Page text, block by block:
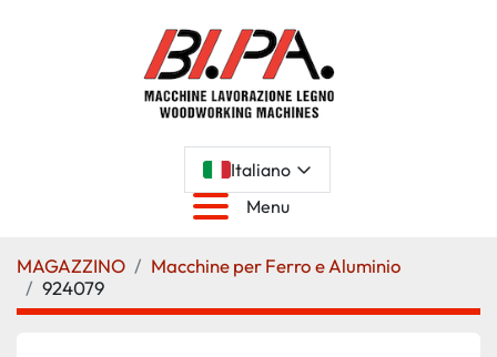
Italiano
Menu
MAGAZZINO
Macchine per Ferro e Aluminio
924079